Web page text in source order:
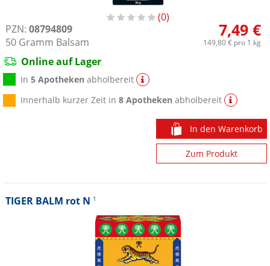
0
PZN: 08794809
50 Gramm Balsam
7,49 €
149,80 €pro 1 kg
Online auf Lager
In5 Apotheken abholbereit
Innerhalb kurzer Zeit in8 Apotheken abholbereit
In den Warenkorb
Zum Produkt
TIGER BALM rot N 1